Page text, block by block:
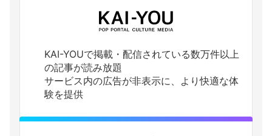
KAI-YOUで掲載・配信されている数万件以上
の記事が読み放題
サービス内の広告が非表示に、より快適な体
験を提供